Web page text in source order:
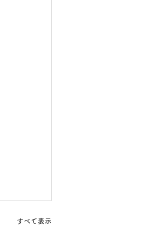
すべて表示